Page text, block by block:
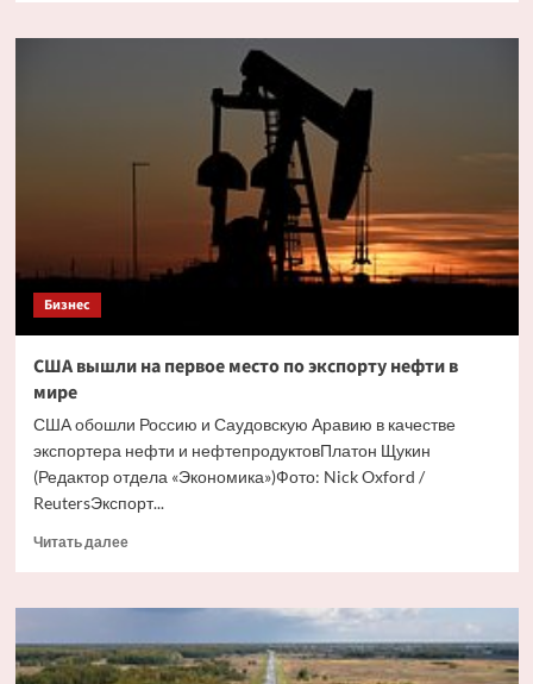
Анук
гендиректора
Бизнес
США вышли на первое место по экспорту нефти в
мире
США обошли Россию и Саудовскую Аравию в качестве
экспортера нефти и нефтепродуктовПлатон Щукин
(Редактор отдела «Экономика»)Фото: Nick Oxford /
ReutersЭкспорт...
Читать далееПрочитать
США
на
первое